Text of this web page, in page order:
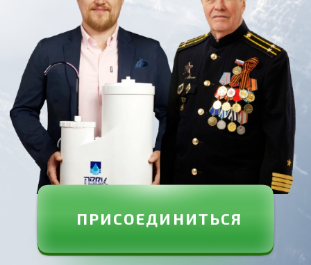
вы узнаете
О свойствах и параметрах воды,
в которых заключена её особая